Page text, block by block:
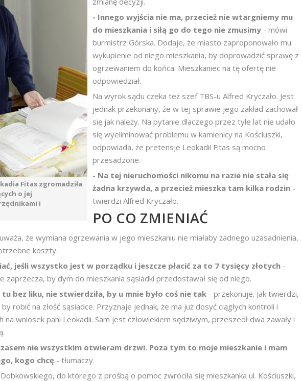
Fitas zgromadziła
o jej
i
- Innego wyjścia nie ma, przecież nie wtargniemy mu
do mieszkania i siłą go do tego nie zmusimy - mówi
burmistrz Górska. Dodaje, że miasto zaproponowało mu
wykupienie od niego mieszkania, by doprowadzić sprawę z
ogrzewaniem do końca. Mieszkaniec na tę ofertę nie
odpowiedział.
Na wyrok sądu czeka też szef TBS-u Alfred Kryczało. Jest
jednak przekonany, że w tej sprawie jego zakład zachował
się jak należy. Na pytanie dlaczego przez tyle lat nie udało
się wyeliminować problemu w kamienicy na Kościuszki,
odpowiada, że pretensje Leokadii Fitas są mocno
przesadzone.
- Na tej nieruchomości nikomu na razie nie stała się
żadna krzywda, a przecież mieszka tam kilka rodzin -
twierdzi Alfred Kryczało.
PO CO ZMIENIAĆ
że wymiana ogrzewania w jego mieszkaniu nie miałaby żadnego uzasadnienia,
koszty.
jeśli wszystko jest w porządku i jeszcze płacić za to 7 tysięcy złotych -
zaprzecza, by dym do mieszkania sąsiadki przedostawał się od niego.
tu bez liku, nie stwierdziła, by u mnie było coś nie tak - przekonuje. Jak twierdzi,
robić na złość sąsiadce. Przyznaje jednak, że ma już dosyć ciągłych kontroli i
wniosek pani Leokadii. Sam jest człowiekiem sędziwym, przeszedł dwa zawały i
nie wszystkim otwieram drzwi. Poza tym to moje mieszkanie i mam
kogo chcę - tłumaczy.
do którego z prośbą o pomoc zwróciła się mieszkanka ul. Kościuszki,